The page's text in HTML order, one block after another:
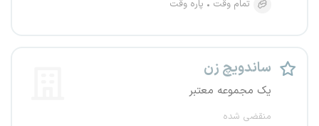
تمام وقت پاره وقت
ساندویچ زن
یک مجموعه معتبر
منقضی شده